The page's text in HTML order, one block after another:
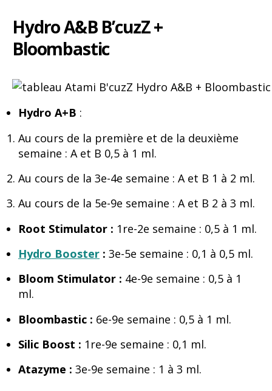
Hydro A&B B’cuzZ+
Bloombastic
Hydro A+B :
Au cours de la première et de la deuxième
semaine : A et B 0,5 à 1 ml.
Au cours de la 3e-4e semaine : A et B 1 à 2 ml.
Au cours de la 5e-9e semaine : A et B 2 à 3 ml.
Root Stimulator : 1re-2e semaine : 0,5 à 1 ml.
Hydro Booster : 3e-5e semaine : 0,1 à 0,5 ml.
Bloom Stimulator : 4e-9e semaine : 0,5 à 1
ml.
Bloombastic : 6e-9e semaine : 0,5 à 1 ml.
Silic Boost : 1re-9e semaine : 0,1 ml.
Atazyme : 3e-9e semaine : 1 à 3 ml.